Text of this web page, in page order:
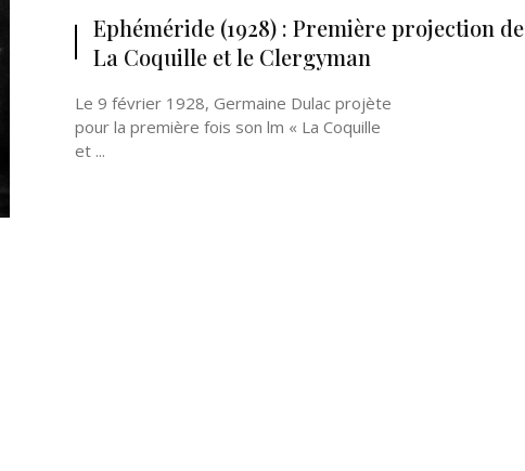
Ephéméride (1928) : Première projection de
La Coquille et le Clergyman
Le 9 février 1928, Germaine Dulac projète
pour la première fois son film « La Coquille
et ...